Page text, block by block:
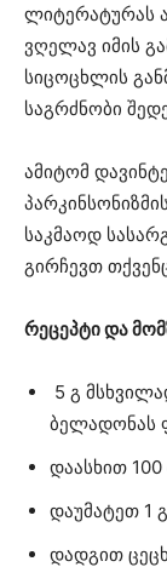
ლიტერატურას
ვღელავ იმის
სიცოცხლის
საგრძნობი
ამიტომ
საკმაოდ
გირჩევთ
რეცეპტი და
5 გ
ბელადონას
დაასხით
დაუმატეთ 1
დადგით